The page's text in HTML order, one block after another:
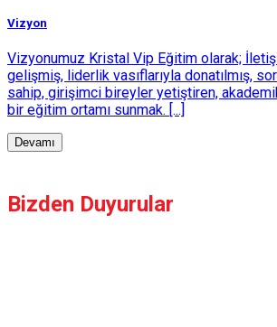
Vizyon
Vizyonumuz Kristal Vip Eğitim olarak;
gelişmiş, liderlik vasıflarıyla donatılmış,
sahip, girişimci bireyler yetiştiren,
bir eğitim ortamı sunmak. [...]
Devamı
Bizden Duyurular